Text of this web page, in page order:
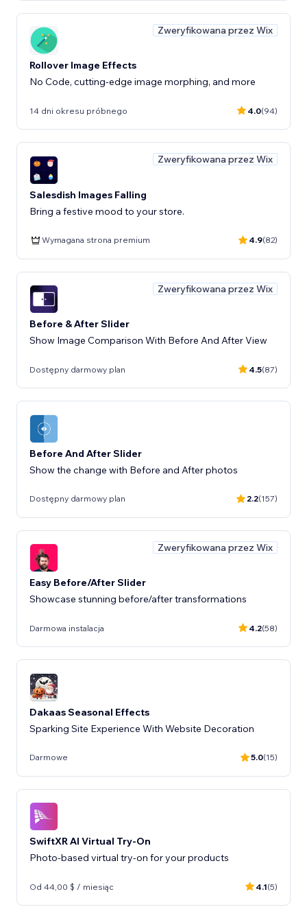
Zweryfikowana przez Wix
Rollover Image Effects
No Code, cutting-edge image morphing, and more
14 dni okresu próbnego 4.0(94)
Zweryfikowana przez Wix
Salesdish Images Falling
Bring a festive mood to your store.
Wymagana strona premium 4.9(82)
Zweryfikowana przez Wix
Before & After Slider
Show Image Comparison With Before And After View
Dostępny darmowy plan 4.5(87)
Before And After Slider
Show the change with Before and After photos
Dostępny darmowy plan 2.2(157)
Zweryfikowana przez Wix
Easy Before/After Slider
Showcase stunning before/after transformations
Darmowa instalacja 4.2(58)
Dakaas Seasonal Effects
Sparking Site Experience With Website Decoration
Darmowe 5.0(15)
SwiftXR AI Virtual Try-On
Photo-based virtual try-on for your products
Od 44,00 $ / miesiąc 4.1(5)